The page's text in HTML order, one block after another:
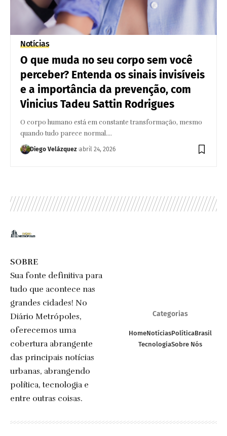
Notícias
O que muda no seu corpo sem você
perceber? Entenda os sinais invisíveis
e a importância da prevenção, com
Vinicius Tadeu Sattin Rodrigues
O corpo humano está em constante transformação, mesmo
quando tudo parece normal.…
Diego Velázquez abril 24, 2026
SOBRE
Sua fonte definitiva para
tudo que acontece nas
grandes cidades! No
Diário Metrópoles,
oferecemos uma
cobertura abrangente
das principais notícias
urbanas, abrangendo
política, tecnologia e
entre outras coisas.
Categorias
HomeNotíciasPolíticaBrasil
TecnologiaSobre Nós